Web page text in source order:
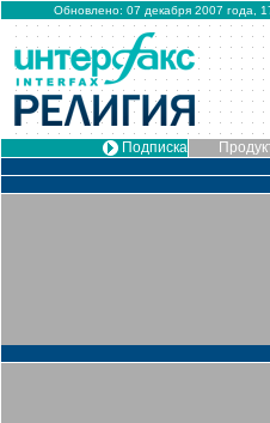
Обновлено: 07 декабря 2007 года,
Подписка